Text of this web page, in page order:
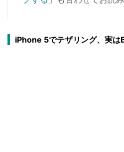
iPhone 5でテザリング、実